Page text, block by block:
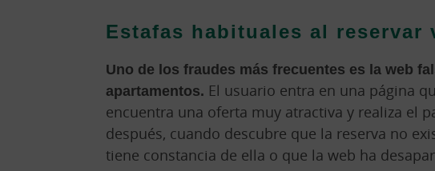
Estafas habituales al reservar
Uno de los fraudes más frecuentes es la web
apartamentos. El usuario entra en una página
encuentra una oferta muy atractiva y realiza el
después, cuando descubre que la reserva no
tiene constancia de ella o que la web ha